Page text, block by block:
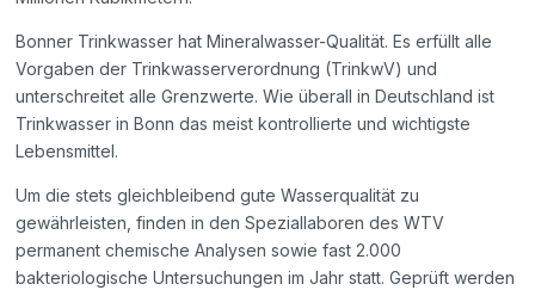
Bonner Trinkwasser hat Mineralwasser-Qualität. Es erfüllt alle
Vorgaben der Trinkwasserverordnung (TrinkwV) und
unterschreitet alle Grenzwerte. Wie überall in Deutschland ist
Trinkwasser in Bonn das meist kontrollierte und wichtigste
Lebensmittel.
Um die stets gleichbleibend gute Wasserqualität zu
gewährleisten, finden in den Speziallaboren des WTV
permanent chemische Analysen sowie fast 2.000
bakteriologische Untersuchungen im Jahr statt. Geprüft werden